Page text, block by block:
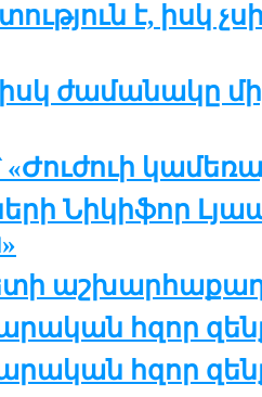
է, իսկ
ժամանակը
«Ժուժուի
Նիկիֆոր
հզոր
հզոր